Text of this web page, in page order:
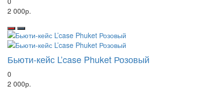
2 000р.
Бьюти-кейс L’case Phuket Розовый
0
2 000р.